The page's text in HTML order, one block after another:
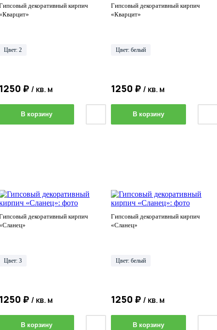
декоративный кирпич
Цвет: 2
₽ / кв. м
В корзину
Гипсовый декоративный кирпич
«Кварцит»
Цвет: белый
1250 ₽ / кв. м
В корзину
декоративный кирпич
Цвет: 3
₽ / кв. м
В корзину
Гипсовый декоративный кирпич
«Сланец»
Цвет: белый
1250 ₽ / кв. м
В корзину